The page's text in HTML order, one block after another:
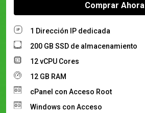
Comprar Ahora
1 Dirección IP dedicada
200 GB SSD de almacenamiento
12 vCPU Cores
12 GB RAM
cPanel con Acceso Root
Windows con Acceso